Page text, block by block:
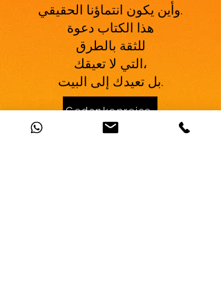
وأين يكون انتماؤنا الحقيقي.
هذا الكتاب دعوة
للثقة بالطرق
التي لا تعيقك،
بل تعيدك إلى البيت.
Gedankenreise